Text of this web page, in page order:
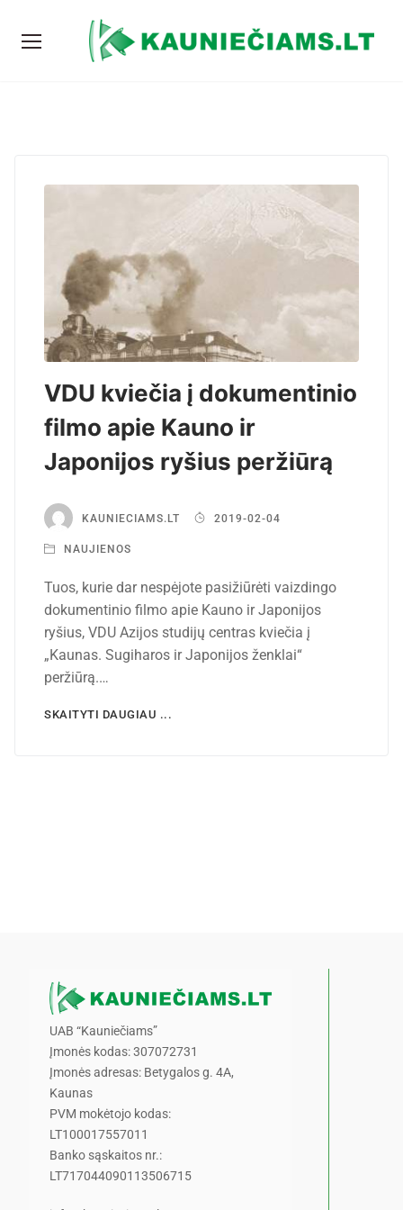
VDU kviečia į dokumentinio
filmo apie Kauno ir
Japonijos ryšius peržiūrą
KAUNIECIAMS.LT 2019-02-04
NAUJIENOS
Tuos, kurie dar nespėjote pasižiūrėti vaizdingo
dokumentinio filmo apie Kauno ir Japonijos
ryšius, VDU Azijos studijų centras kviečia į
„Kaunas. Sugiharos ir Japonijos ženklai“
peržiūrą.…
SKAITYTI DAUGIAU ...
UAB “Kauniečiams”
Įmonės kodas: 307072731
Įmonės adresas: Betygalos g. 4A,
Kaunas
PVM mokėtojo kodas:
LT100017557011
Banko sąskaitos nr.:
LT717044090113506715